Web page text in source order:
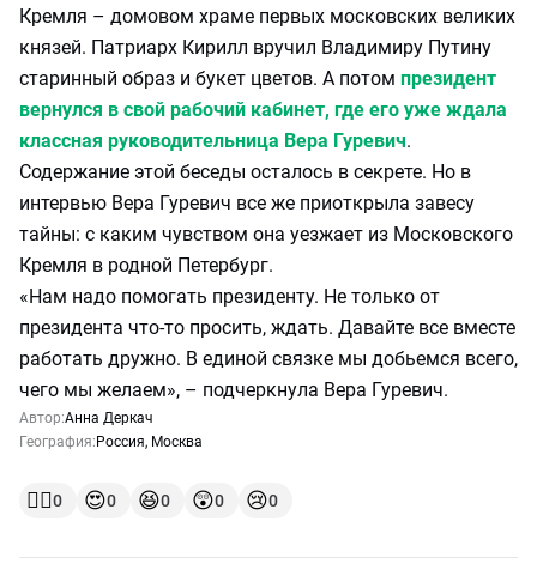
Кремля – домовом храме первых московских великих
князей. Патриарх Кирилл вручил Владимиру Путину
старинный образ и букет цветов. А потом президент
вернулся в свой рабочий кабинет, где его уже ждала
классная руководительница Вера Гуревич.
Содержание этой беседы осталось в секрете. Но в
интервью Вера Гуревич все же приоткрыла завесу
тайны: с каким чувством она уезжает из Московского
Кремля в родной Петербург.
«Нам надо помогать президенту. Не только от
президента что-то просить, ждать. Давайте все вместе
работать дружно. В единой связке мы добьемся всего,
чего мы желаем», – подчеркнула Вера Гуревич.
Автор:Анна Деркач
География: Россия, Москва
👍🏻0 😍0 😆0 😲0 😢0